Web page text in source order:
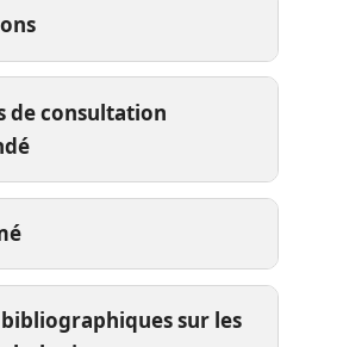
de consultation
bibliographiques sur les